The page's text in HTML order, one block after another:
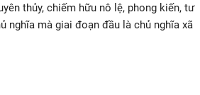
thủy, chiếm hữu nô lệ, phong kiến, tư
nghĩa mà giai đoạn đầu là chủ nghĩa xã